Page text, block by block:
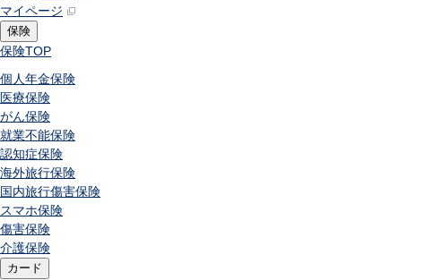
マイページ
保険
保険TOP
個人年金保険
医療保険
がん保険
就業不能保険
認知症保険
海外旅行保険
国内旅行傷害保険
スマホ保険
傷害保険
介護保険
カード